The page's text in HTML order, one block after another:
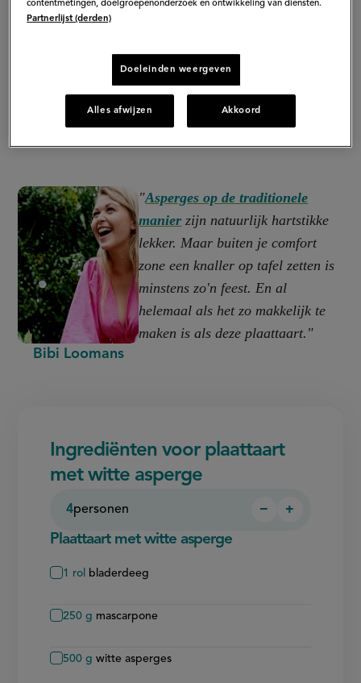
Bibi Loomans
"Asperges op de traditionele
manier zijn natuurlijk hartstikke
lekker. Maar buiten je comfort
zone een knaller op tafel zetten is
minstens zo'n feest. En al
helemaal als het zo makkelijk te
maken is als deze plaattaart."
Ingrediënten voor plaattaart
met witte asperge
4personen
Persoon
−
Persoon
+
Plaattaart met witte asperge
1 rol bladerdeeg
250 g mascarpone
500 g witte asperges
contentmetingen, doelgroepenonderzoek en ontwikkeling van diensten.
Partnerlijst (derden)
Doeleinden weergeven
Alles afwijzen Akkoord